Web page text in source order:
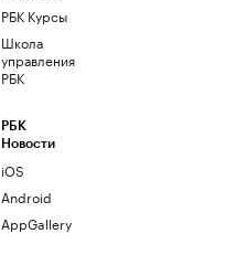
РБК Курсы
Школа
управления
РБК
РБК
Новости
iOS
Android
AppGallery